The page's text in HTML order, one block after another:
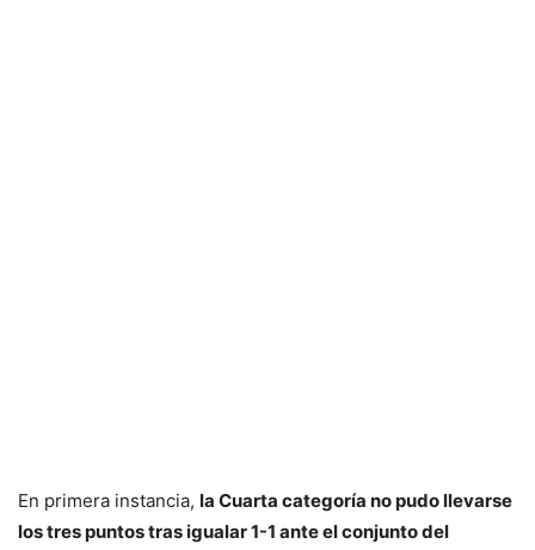
En primera instancia, la Cuarta categoría no pudo llevarse
los tres puntos tras igualar 1-1 ante el conjunto del